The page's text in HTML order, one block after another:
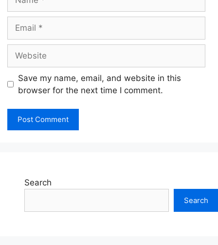
Save my name, email, and website in this
browser for the next time I comment.
Search
Search